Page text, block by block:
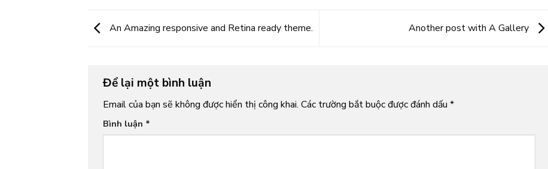
An Amazing responsive and Retina ready theme. Another post with A Gallery
Để lại một bình luận
Email của bạn sẽ không được hiển thị công khai. Các trường bắt buộc được đánh dấu *
Bình luận *